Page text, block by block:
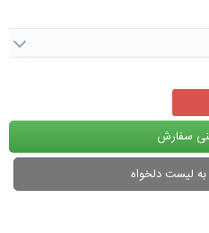
سفارش
به لیست دلخواه